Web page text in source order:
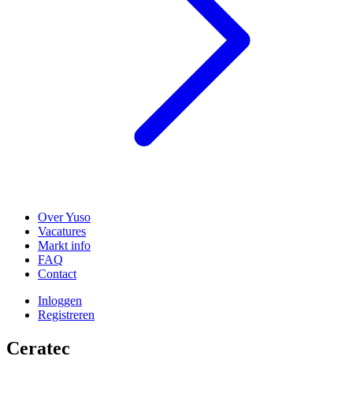
Over Yuso
Vacatures
Markt info
FAQ
Contact
Inloggen
Registreren
Ceratec